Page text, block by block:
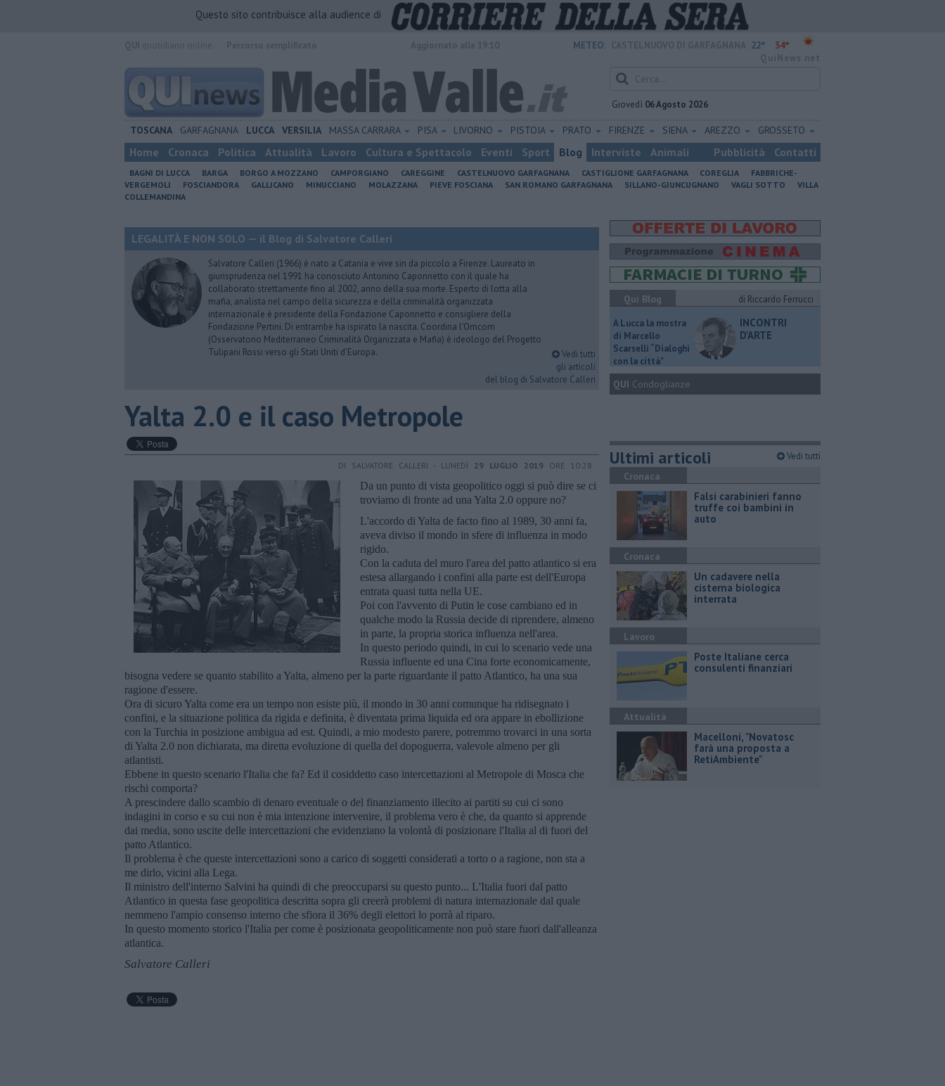
Questo sito contribuisce alla audience di
METEO: 22° 34°
Giovedì 06 Agosto 2026
TOSCANA GARFAGNANA LUCCA VERSILIA MASSA CARRARA PISA LIVORNO PISTOIA PRATO FIRENZE SIENA AREZZO GROSSETO
Home Cronaca Politica Attualità Lavoro Cultura e Spettacolo Eventi Sport Blog Interviste Animali Pubblicità Contatti
BAGNI DI LUCCA BARGA BORGO A MOZZANO CAMPORGIANO CAREGGINE CASTELNUOVO GARFAGNANA CASTIGLIONE GARFAGNANA COREGLIA
FABBRICHE-
VERGEMOLI
FOSCIANDORA GALLICANO MINUCCIANO MOLAZZANA PIEVE FOSCIANA SAN ROMANO GARFAGNANA SILLANO-GIUNCUGNANO VAGLI SOTTO
VILLA
COLLEMANDINA
LEGALITÀ E NON SOLO — il Blog di Salvatore Calleri
Salvatore Calleri (1966) è nato a Catania e vive sin da piccolo a Firenze. Laureato in
giurisprudenza nel 1991 ha conosciuto Antonino Caponnetto con il quale ha
collaborato strettamente fino al 2002, anno della sua morte. Esperto di lotta alla
mafia, analista nel campo della sicurezza e della criminalità organizzata
internazionale è presidente della Fondazione Caponnetto e consigliere della
Fondazione Pertini. Di entrambe ha ispirato la nascita. Coordina l'Omcom
(Osservatorio Mediterraneo Criminalità Organizzata e Mafia) è ideologo del Progetto
Tulipani Rossi verso gli Stati Uniti d'Europa.
Vedi tutti
gli articoli
del blog di Salvatore Calleri
Yalta 2.0 e il caso Metropole
DI SALVATORE CALLERI - LUNEDÌ 29 LUGLIO 2019 ORE 10:28
Da un punto di vista geopolitico oggi si può dire se ci
troviamo di fronte ad una Yalta 2.0 oppure no?
L'accordo di Yalta de facto fino al 1989, 30 anni fa,
aveva diviso il mondo in sfere di influenza in modo
rigido.
Con la caduta del muro l'area del patto atlantico si era
estesa allargando i confini alla parte est dell'Europa
entrata quasi tutta nella UE.
Poi con l'avvento di Putin le cose cambiano ed in
qualche modo la Russia decide di riprendere, almeno
in parte, la propria storica influenza nell'area.
In questo periodo quindi, in cui lo scenario vede una
Russia influente ed una Cina forte economicamente,
bisogna vedere se quanto stabilito a Yalta, almeno per la parte riguardante il patto Atlantico, ha una sua
ragione d'essere.
Ora di sicuro Yalta come era un tempo non esiste più, il mondo in 30 anni comunque ha ridisegnato i
confini, e la situazione politica da rigida e definita, è diventata prima liquida ed ora appare in ebollizione
con la Turchia in posizione ambigua ad est. Quindi, a mio modesto parere, potremmo trovarci in una sorta
di Yalta 2.0 non dichiarata, ma diretta evoluzione di quella del dopoguerra, valevole almeno per gli
atlantisti.
Ebbene in questo scenario l'Italia che fa? Ed il cosiddetto caso intercettazioni al Metropole di Mosca che
rischi comporta?
A prescindere dallo scambio di denaro eventuale o del finanziamento illecito ai partiti su cui ci sono
indagini in corso e su cui non è mia intenzione intervenire, il problema vero è che, da quanto si apprende
dai media, sono uscite delle intercettazioni che evidenziano la volontà di posizionare l'Italia al di fuori del
patto Atlantico.
Il problema è che queste intercettazioni sono a carico di soggetti considerati a torto o a ragione, non sta a
me dirlo, vicini alla Lega.
Il ministro dell'interno Salvini ha quindi di che preoccuparsi su questo punto... L'Italia fuori dal patto
Atlantico in questa fase geopolitica descritta sopra gli creerà problemi di natura internazionale dal quale
nemmeno l'ampio consenso interno che sfiora il 36% degli elettori lo porrà al riparo.
In questo momento storico l'Italia per come è posizionata geopoliticamente non può stare fuori dall'alleanza
atlantica.
Salvatore Calleri
Qui Blog
di Riccardo Ferrucci
A Lucca la mostra
di Marcello
Scarselli “Dialoghi
con la città"
INCONTRI
D'ARTE
QUI Condoglianze
Ultimi articoli Vedi tutti
Cronaca
Falsi carabinieri fanno
truffe coi bambini in
auto
Cronaca
Un cadavere nella
cisterna biologica
interrata
Lavoro
Poste Italiane cerca
consulenti finanziari
Attualità
Macelloni, "Novatosc
farà una proposta a
RetiAmbiente"